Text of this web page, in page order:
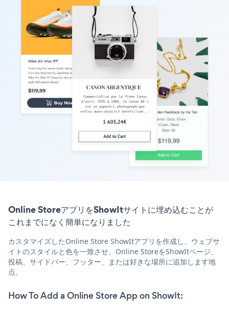
Online StoreアプリをShowItサイトに埋め込むことが
これまでになく簡単になりました
カスタマイズしたOnline Store ShowItアプリを作成し、ウェブサ
イトのスタイルと色を一致させ、Online StoreをShowItページ、
投稿、サイドバー、フッター、または好きな場所に追加します地
点。
How To Add a Online Store App on ShowIt: